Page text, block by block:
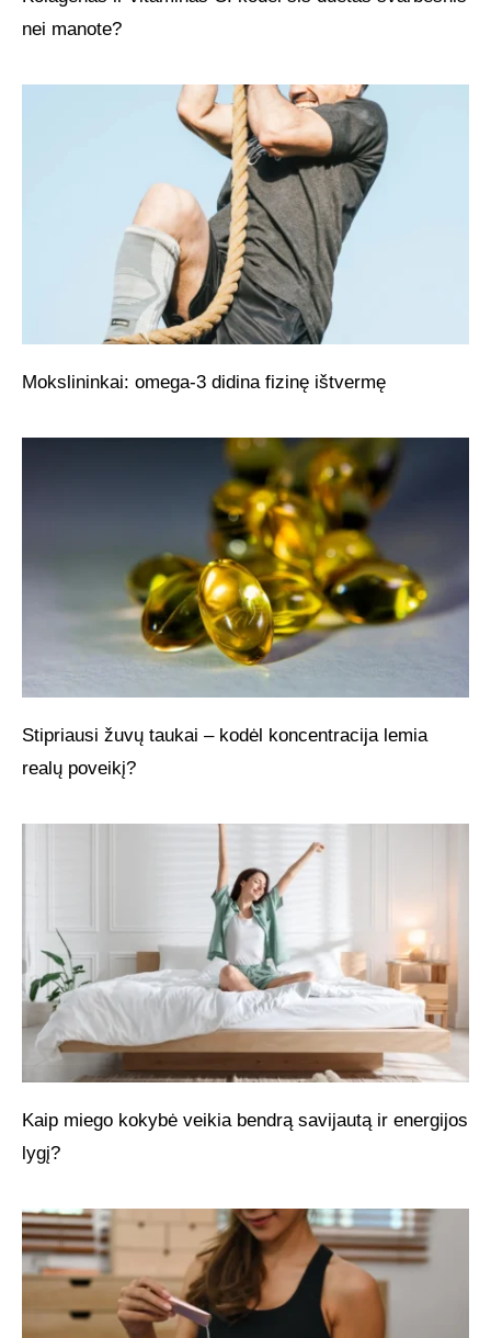
nei manote?
Mokslininkai: omega-3 didina fizinę ištvermę
Stipriausi žuvų taukai – kodėl koncentracija lemia
realų poveikį?
Kaip miego kokybė veikia bendrą savijautą ir energijos
lygį?